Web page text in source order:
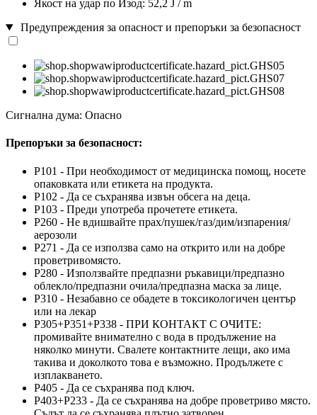
Якост на удар по Изод: 52,2 J / m
Предупреждения за опасност и препоръки за безопасност
Сигнална дума: Опасно
Препоръки за безопасност:
P101 - При необходимост от медицинска помощ, носете
опаковката или етикета на продукта.
P102 - Да се съхранява извън обсега на деца.
P103 - Преди употреба прочетете етикета.
P260 - Не вдишвайте прах/пушек/газ/дим/изпарения/
аерозоли
P271 - Да се използва само на открито или на добре
проветривомясто.
P280 - Използвайте предпазни ръкавици/предпазно
облекло/предпазни очила/предпазна маска за лице.
P310 - Незабавно се обадете в токсикологичен център
или на лекар
P305+P351+P338 - ПРИ КОНТАКТ С ОЧИТЕ:
промивайте внимателно с вода в продължение на
няколко минути. Свалете контактните лещи, ако има
такива и доколкото това е възможно. Продължете с
изплакването.
P405 - Да се съхранява под ключ.
P403+P233 - Да се съхранява на добре проветриво място.